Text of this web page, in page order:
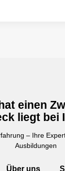
einen
liegt bei
– Ihre
Ausbildungen
Über uns